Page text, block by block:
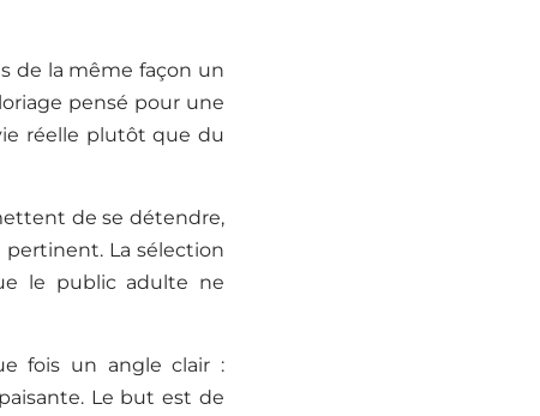
de la même façon un
pensé pour une
réelle plutôt que du
de se détendre,
pertinent. La sélection
le public adulte ne
fois un angle clair :
Le but est de